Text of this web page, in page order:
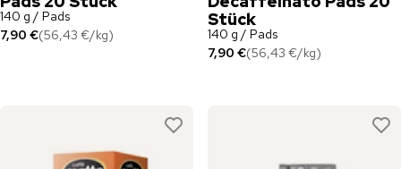
140 g / Pads
7,90 €(56,43 €/kg)
Stück
140 g / Pads
7,90 €(56,43 €/kg)